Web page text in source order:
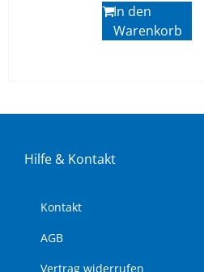
In den
Warenkorb
Hil­fe & Kon­takt
Kon­takt
AGB
Ver­trag wi­der­ru­fen